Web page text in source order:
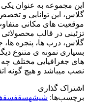
این مجموعه به عنوان
گلاس، این توانایی و
موقعیت های مکانی
تزئینی در قالب
گلاس، درب ها، پنجره ها،
بسیاری نمونه ی متنوع
های جغرافیایی مختلف
نصب میباشد و هیچ گونه
اشتراک گذاری
برچسب‌ها: شیشهسقف